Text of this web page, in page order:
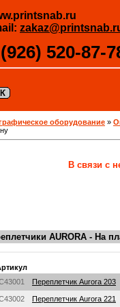
520-87-
оборудование »
В связи с
AURORA - На
Переплетчик Aurora 203
Переплетчик Aurora 221